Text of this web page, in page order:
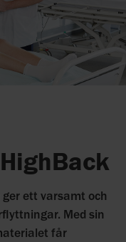
ett varsamt och
Med sin
får